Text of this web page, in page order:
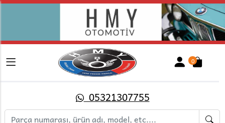
0
05321307755